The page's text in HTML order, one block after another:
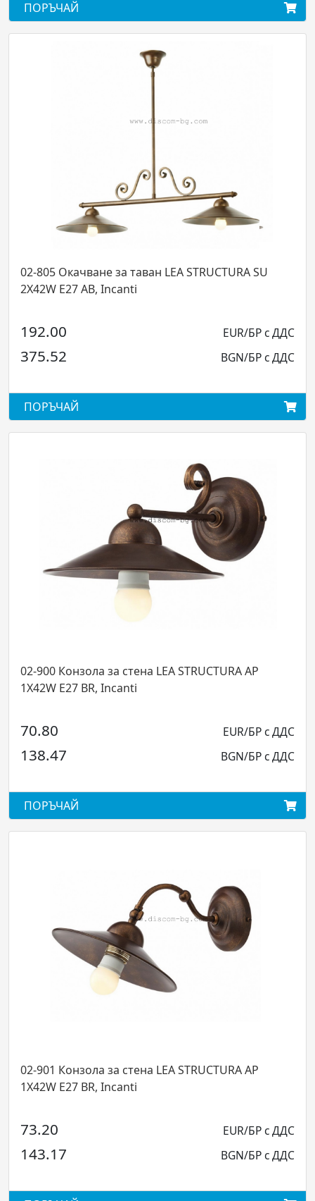
за таван LEA STRUCTURA SU
Incanti
за стена LEA STRUCTURA AP
Incanti
LEA STRUCTURA AP
Incanti
ПОРЪЧАЙ
02-903
72.00
140.82
ПОРЪЧАЙ
02-904
135.60
265.21
ПОРЪЧАЙ
02-905
192.00
375.52